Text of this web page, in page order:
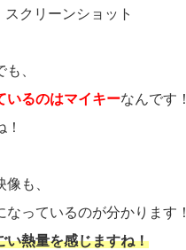
スクリーンショット
、
いるのはマイキーなんです！
も、
っているのが分かります！
い熱量を感じますね！